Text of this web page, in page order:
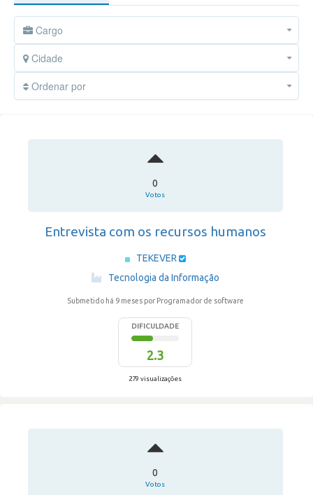
Cargo
Cidade
Ordenar por
0
Votos
Entrevista com os recursos humanos
TEKEVER
Tecnologia da Informação
Submetido há 9 meses por Programador de software
DIFICULDADE
2.3
279 visualizações
0
Votos